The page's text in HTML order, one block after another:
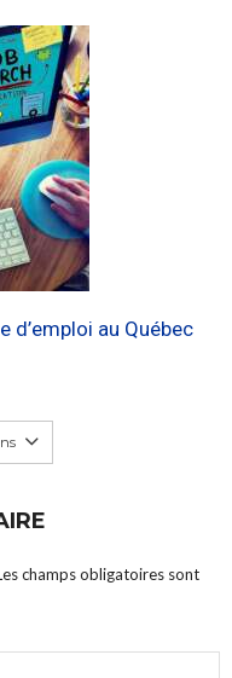
d’emploi au Québec
champs obligatoires sont